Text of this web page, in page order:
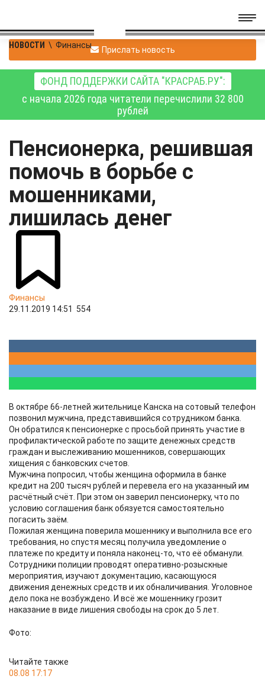
НОВОСТИ \ Финансы Прислать новость
ФОНД ПОДДЕРЖКИ САЙТА "КРАСРАБ.РУ":
с начала 2026 года читатели перечислили 32 800
рублей
Пенсионерка, решившая
помочь в борьбе с
мошенниками,
лишилась денег
Финансы
29.11.2019 14:51
554
В октябре 66-летней жительнице Канска на сотовый телефон
позвонил мужчина, представившийся сотрудником банка.
Он обратился к пенсионерке с просьбой принять участие в
профилактической работе по защите денежных средств
граждан и выслеживанию мошенников, совершающих
хищения с банковских счетов.
Мужчина попросил, чтобы женщина оформила в банке
кредит на 200 тысяч рублей и перевела его на указанный им
расчётный счёт. При этом он заверил пенсионерку, что по
условию соглашения банк обязуется самостоятельно
погасить заём.
Пожилая женщина поверила мошеннику и выполнила все его
требования, но спустя месяц получила уведомление о
платеже по кредиту и поняла наконец-то, что её обманули.
Сотрудники полиции проводят оперативно-розыскные
мероприятия, изучают документацию, касающуюся
движения денежных средств и их обналичивания. Уголовное
дело пока не возбуждено. И всё же мошеннику грозит
наказание в виде лишения свободы на срок до 5 лет.
Фото:
Читайте также
08.08 17:17